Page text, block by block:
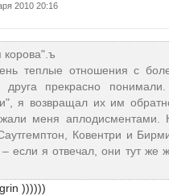
2010 20:16
корова".ъ
теплые отношения с
прекрасно
я возвращал их им
меня
Ковентри и
если я отвечал, они тут же
))))))